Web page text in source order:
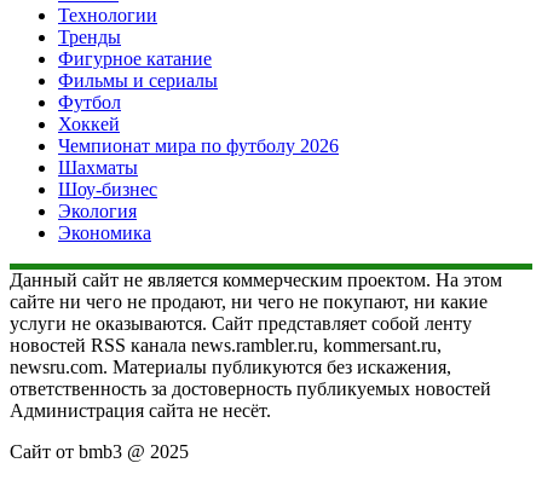
Технологии
Тренды
Фигурное катание
Фильмы и сериалы
Футбол
Хоккей
Чемпионат мира по футболу 2026
Шахматы
Шоу-бизнес
Экология
Экономика
Данный сайт не является коммерческим проектом. На этом
сайте ни чего не продают, ни чего не покупают, ни какие
услуги не оказываются. Сайт представляет собой ленту
новостей RSS канала news.rambler.ru, kommersant.ru,
newsru.com. Материалы публикуются без искажения,
ответственность за достоверность публикуемых новостей
Администрация сайта не несёт.
Сайт от bmb3 @ 2025